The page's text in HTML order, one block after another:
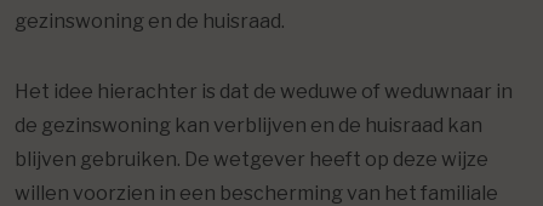
gezinswoning en de huisraad.
Het idee hierachter is dat de weduwe of weduwnaar in
de gezinswoning kan verblijven en de huisraad kan
blijven gebruiken. De wetgever heeft op deze wijze
willen voorzien in een bescherming van het familiale